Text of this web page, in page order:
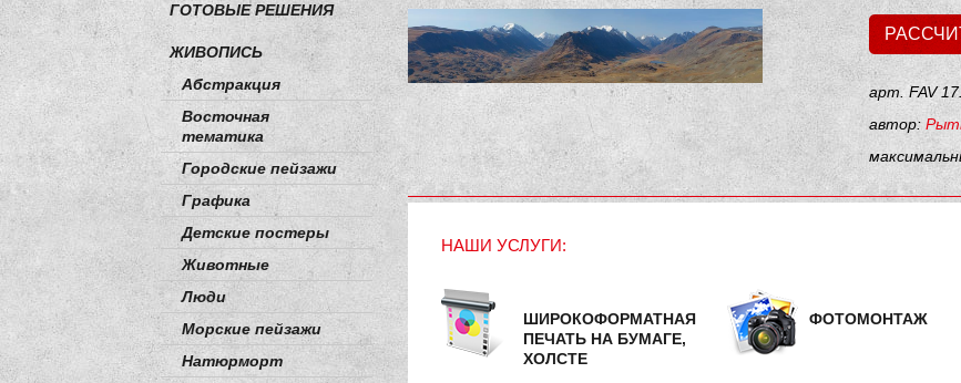
ГОТОВЫЕ РЕШЕНИЯ
ЖИВОПИСЬ
Абстракция
Восточная
тематика
Городские пейзажи
Графика
Детские постеры
Животные
Люди
Морские пейзажи
Натюрморт
арт. FAV
автор:
НАШИ УСЛУГИ:
ШИРОКОФОРМАТНАЯ
ПЕЧАТЬ НА БУМАГЕ,
ХОЛСТЕ
ФОТОМОНТАЖ